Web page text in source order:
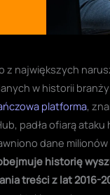
z największych
w historii
platforma,
padła ofiarą ataku
dane
historię
treści z lat 2016-